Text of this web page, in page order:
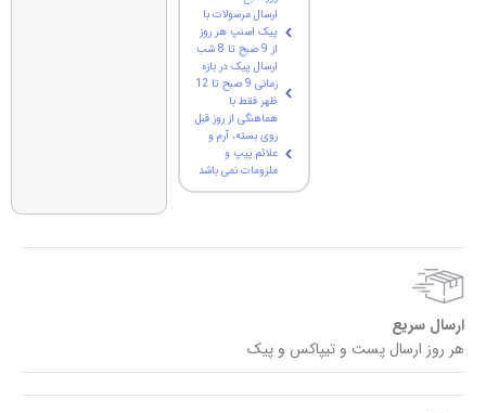
ارسال مرسولات با
پیک اسنپ هر روز
از 9 صبح تا 8 شب
ارسال پیک در بازه
زمانی 9 صبح تا 12
ظهر فقط با
هماهنگی از روز قبل
روی بسته، آرم و
علائم پیپ و
ملزومات نمی باشد
ارسال سریع
هر روز ارسال پست و تیپاکس و پیک